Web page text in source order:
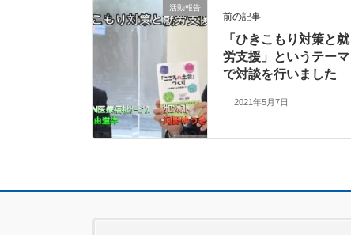
活動報告
前の記事
「ひきこもり対策と就
労支援」というテーマ
で対談を行いました
2021年5月7日